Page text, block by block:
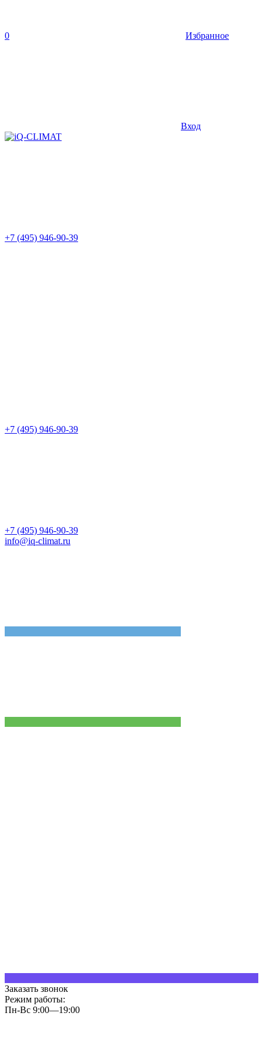
0 Избранное
Вход
+7 (495) 946-90-39
+7 (495) 946-90-39
+7 (495) 946-90-39
info@iq-climat.ru
Заказать звонок
Режим работы:
Пн-Вс 9:00—19:00